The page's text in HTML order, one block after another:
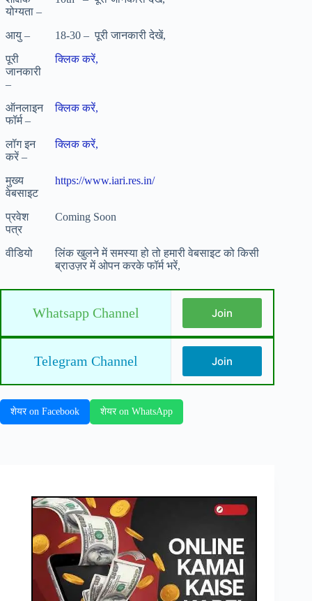
योग्यता –
आयु –
18-30 – पूरी जानकारी देखें,
पूरी
जानकारी
–
क्लिक करें,
ऑनलाइन
फॉर्म –
क्लिक करें,
लॉग इन
करें –
क्लिक करें,
मुख्य
वेबसाइट
https://www.iari.res.in/
प्रवेश
पत्र
Coming Soon
वीडियो
लिंक खुलने में समस्या हो तो हमारी वेबसाइट को किसी
ब्राउज़र में ओपन करके फॉर्म भरें,
Whatsapp Channel Join
Telegram Channel Join
शेयर on Facebook शेयर on WhatsApp